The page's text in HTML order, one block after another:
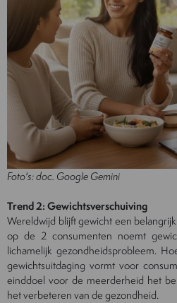
Foto's: doc. Google Gemini
Trend 2: Gewichtsverschuiving
Wereldwijd blijft gewicht een
op de 2 consumenten noemt
lichamelijk gezondheidsprobleem.
gewichtsuitdaging vormt voor
einddoel voor de meerderheid het
het verbeteren van de gezondheid.